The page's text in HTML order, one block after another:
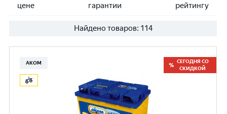
цене гарантии рейтингу
Найдено товаров: 114
АКОМ
СЕГОДНЯ СО
СКИДКОЙ